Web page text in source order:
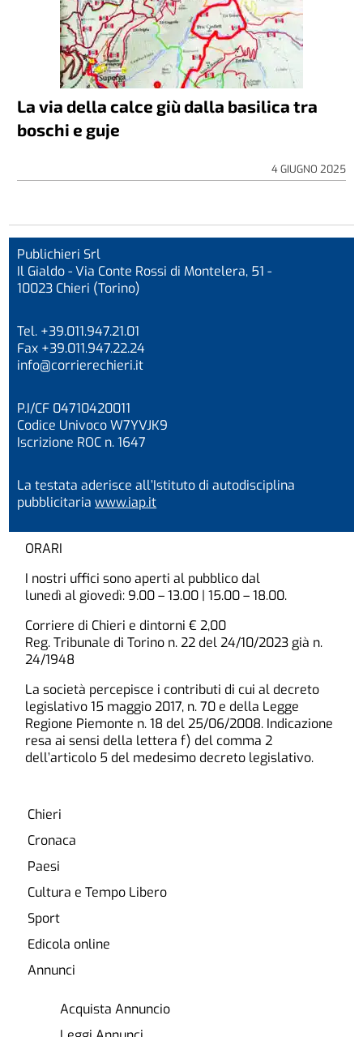
La via della calce giù dalla basilica tra
boschi e guje
4 GIUGNO 2025
Publichieri Srl
Il Gialdo - Via Conte Rossi di Montelera, 51 -
10023 Chieri (Torino)
Tel. +39.011.947.21.01
Fax +39.011.947.22.24
info@corrierechieri.it
P.I/CF 04710420011
Codice Univoco W7YVJK9
Iscrizione ROC n. 1647
La testata aderisce all’Istituto di autodisciplina
pubblicitariawww.iap.it
ORARI
I nostri uffici sono aperti al pubblico dal
lunedì al giovedì: 9.00 – 13.00 | 15.00 – 18.00.
Corriere di Chieri e dintorni € 2,00
Reg. Tribunale di Torino n. 22 del 24/10/2023 già n.
24/1948
La società percepisce i contributi di cui al decreto
legislativo 15 maggio 2017, n. 70 e della Legge
Regione Piemonte n. 18 del 25/06/2008. Indicazione
resa ai sensi della lettera f) del comma 2
dell’articolo 5 del medesimo decreto legislativo.
Chieri
Cronaca
Paesi
Cultura e Tempo Libero
Sport
Edicola online
Annunci
Acquista Annuncio